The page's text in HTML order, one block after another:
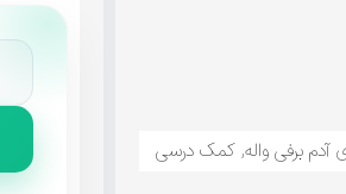
برفی واله, کمک درسی